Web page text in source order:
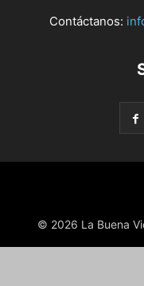
Contáctanos:
© 2026 La Buena